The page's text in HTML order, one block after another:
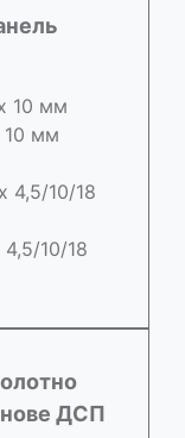
10 мм
10 мм
4,5/10/18
10/18
ДСП